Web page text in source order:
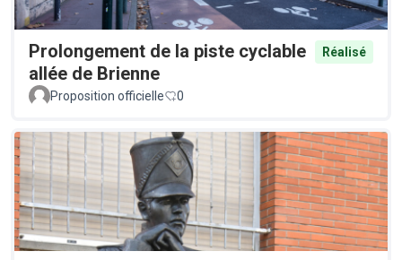
Prolongement de la piste cyclable
allée de Brienne
Réalisé
Proposition officielle 0